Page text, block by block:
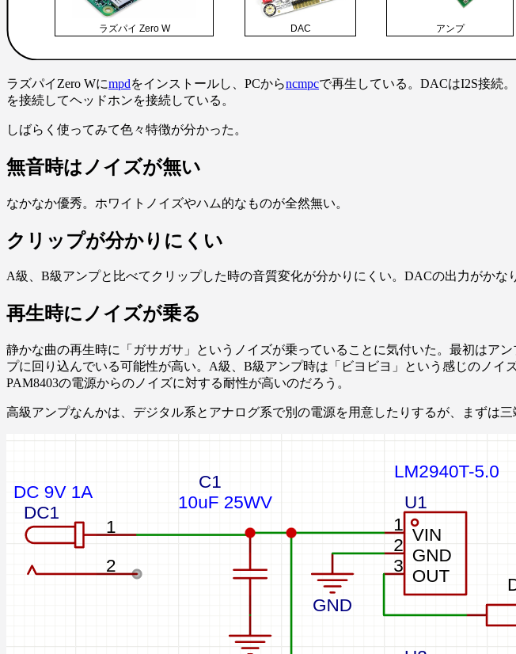
ラズパイZero Wにmpdをインストールし、PCからncmpcで再生している。DACはI2S接続
を接続してヘッドホンを接続している。
しばらく使ってみて色々特徴が分かった。
無音時はノイズが無い
なかなか優秀。ホワイトノイズやハム的なものが全然無い。
クリップが分かりにくい
A級、B級アンプと比べてクリップした時の音質変化が分かりにくい。DACの出力がかな
再生時にノイズが乗る
静かな曲の再生時に「ガサガサ」というノイズが乗っていることに気付いた。最初はア
プに回り込んでいる可能性が高い。A級、B級アンプ時は「ビヨビヨ」という感じのノ
PAM8403の電源からのノイズに対する耐性が高いのだろう。
高級アンプなんかは、デジタル系とアナログ系で別の電源を用意したりするが、まずは三